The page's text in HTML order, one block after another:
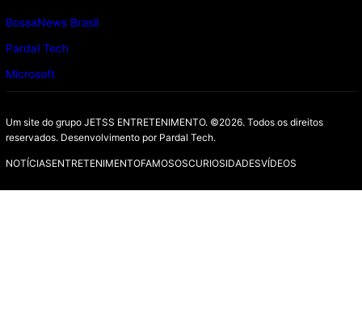
BossaNews Brasil
Pardal Tech
Microsoft
Um site do grupo JETSS ENTRETENIMENTO. ©2026. Todos os direitos
reservados. Desenvolvimento por Pardal Tech.
NOTÍCIASENTRETENIMENTOFAMOSOSCURIOSIDADESVÍDEOS